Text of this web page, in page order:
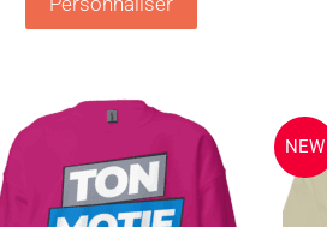
Ajouter
à la
wishlist
NEW